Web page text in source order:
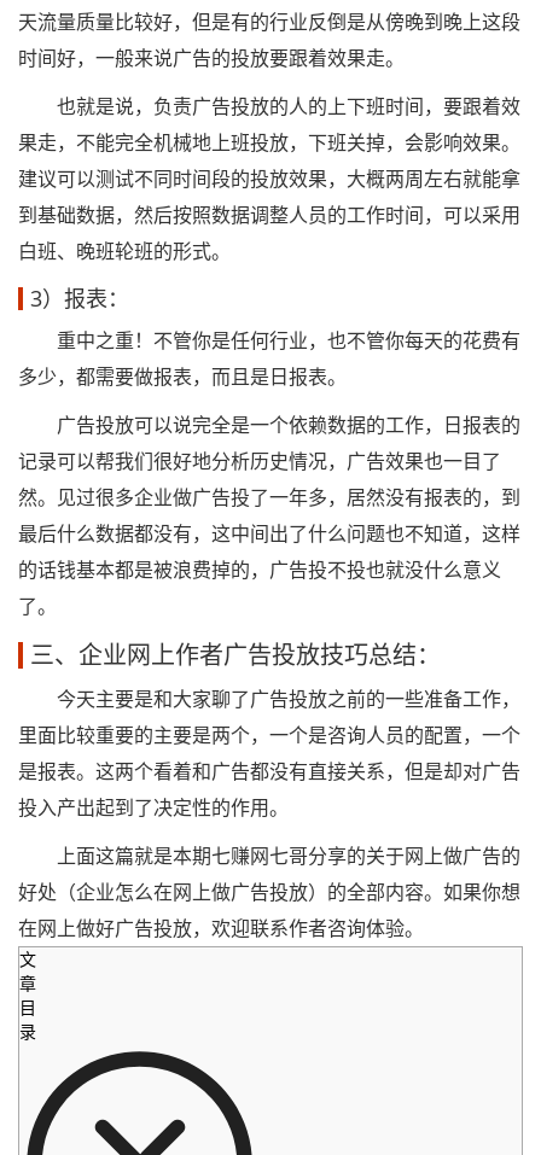
天流量质量比较好，但是有的行业反倒是从傍晚到晚上这段
时间好，一般来说广告的投放要跟着效果走。
也就是说，负责广告投放的人的上下班时间，要跟着效
果走，不能完全机械地上班投放，下班关掉，会影响效果。
建议可以测试不同时间段的投放效果，大概两周左右就能拿
到基础数据，然后按照数据调整人员的工作时间，可以采用
白班、晚班轮班的形式。
3）报表：
重中之重！不管你是任何行业，也不管你每天的花费有
多少，都需要做报表，而且是日报表。
广告投放可以说完全是一个依赖数据的工作，日报表的
记录可以帮我们很好地分析历史情况，广告效果也一目了
然。见过很多企业做广告投了一年多，居然没有报表的，到
最后什么数据都没有，这中间出了什么问题也不知道，这样
的话钱基本都是被浪费掉的，广告投不投也就没什么意义
了。
三、企业网上作者广告投放技巧总结：
今天主要是和大家聊了广告投放之前的一些准备工作，
里面比较重要的主要是两个，一个是咨询人员的配置，一个
是报表。这两个看着和广告都没有直接关系，但是却对广告
投入产出起到了决定性的作用。
上面这篇就是本期七赚网七哥分享的关于网上做广告的
好处（企业怎么在网上做广告投放）的全部内容。如果你想
在网上做好广告投放，欢迎联系作者咨询体验。
文
章
目
录